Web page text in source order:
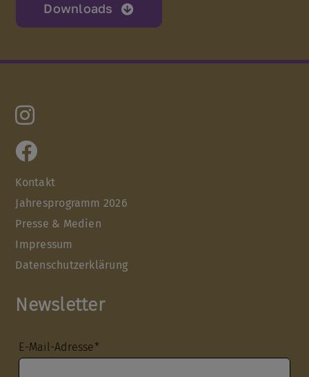
Downloads
Kontakt
Jahresprogramm 2026
Presse & Medien
Impressum
Datenschutzerklärung
Newsletter
E-Mail-Adresse*